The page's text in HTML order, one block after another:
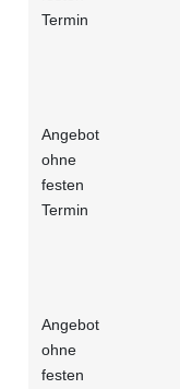
Termin
Angebot
ohne
festen
Termin
Angebot
ohne
festen